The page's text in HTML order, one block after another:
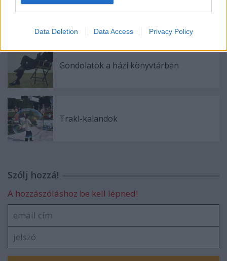
Data Deletion Data Access Privacy Policy
Operában énekelni
Gondolatok a házi könyvtárban
Trakl-kalandok
Szólj hozzá!
A hozzászóláshoz be kell lépned!